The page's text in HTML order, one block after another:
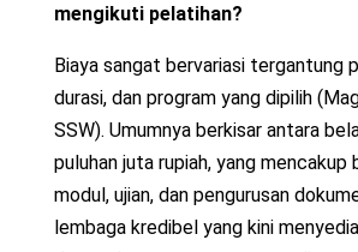
mengikuti pelatihan?
Biaya sangat bervariasi tergantung
durasi, dan program yang dipilih
SSW). Umumnya berkisar antara
puluhan juta rupiah, yang mencakup
modul, ujian, dan pengurusan
lembaga kredibel yang kini